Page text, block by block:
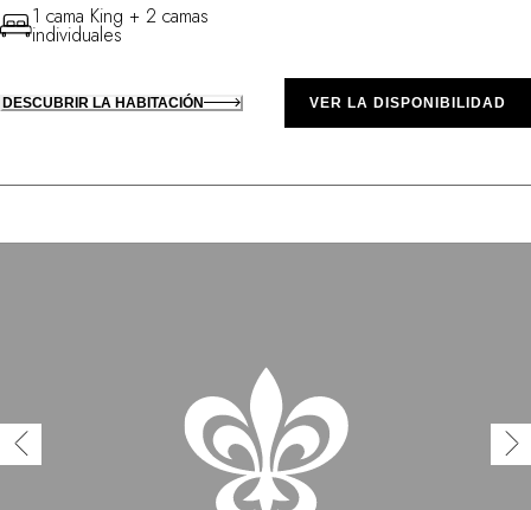
1 cama King + 2 camas
individuales
DESCUBRIR LA HABITACIÓN VER LA DISPONIBILIDAD